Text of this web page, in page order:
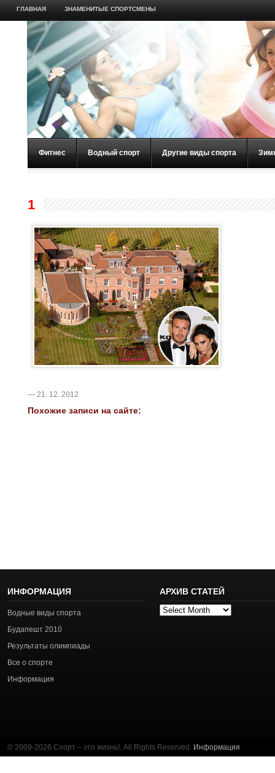
ГЛАВНАЯ ЗНАМЕНИТЫЕ СПОРТСМЕНЫ
Фитнес Водный спорт Другие виды спорта
1
— 21. 12. 2012
Похожие записи на сайте:
ИНФОРМАЦИЯ
Водные виды спорта
Будапешт 2010
Результаты олимпиады
Все о спорте
Информация
АРХИВ СТАТЕЙ
Архив
© 2009-2026 Спорт – это жизнь!. All Rights Reserved. Информация